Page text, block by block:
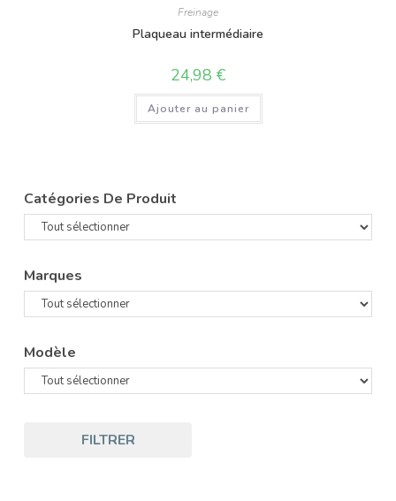
Freinage
Plaqueau intermédiaire
24,98 €
Ajouter au panier
Catégories De Produit
Marques
Modèle
FILTRER